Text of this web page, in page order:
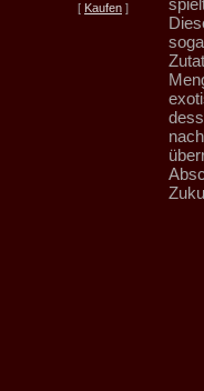
[ Kaufen ]